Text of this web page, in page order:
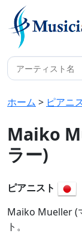
ホーム > ピアニ
Maiko
ラー)
ピアニスト
Maiko Mueller (
ト。